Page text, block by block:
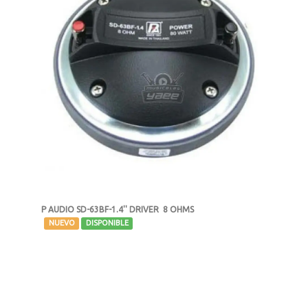
P AUDIO SD-63BF-1.4'' DRIVER 8 OHMS
NUEVO DISPONIBLE